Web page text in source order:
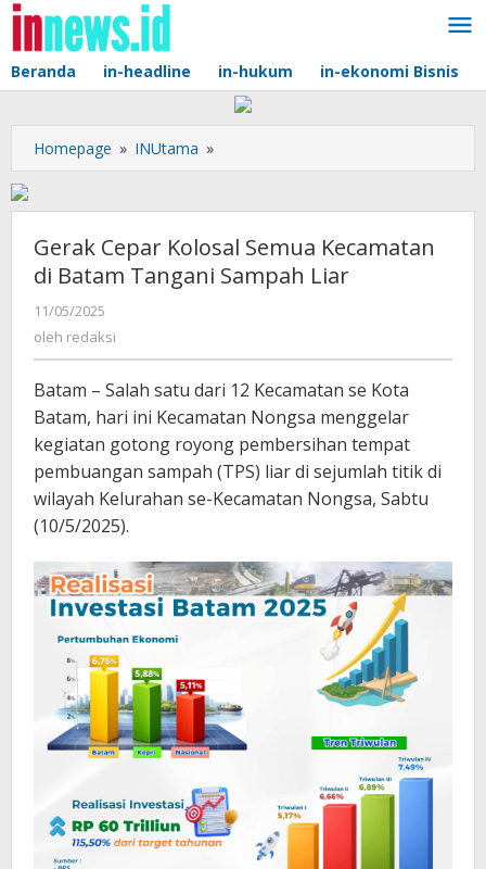
Lewati
konten
Beranda in-headline in-hukum in-ekonomi Bisnis
Homepage » INUtama »
Cepar
Semua
Kecamatan
di
Batam
Gerak Cepar Kolosal Semua Kecamatan
di Batam Tangani Sampah Liar
11/05/2025
redaksi
oleh redaksi
Batam – Salah satu dari 12 Kecamatan se Kota
Batam, hari ini Kecamatan Nongsa menggelar
kegiatan gotong royong pembersihan tempat
pembuangan sampah (TPS) liar di sejumlah titik di
wilayah Kelurahan se-Kecamatan Nongsa, Sabtu
(10/5/2025).